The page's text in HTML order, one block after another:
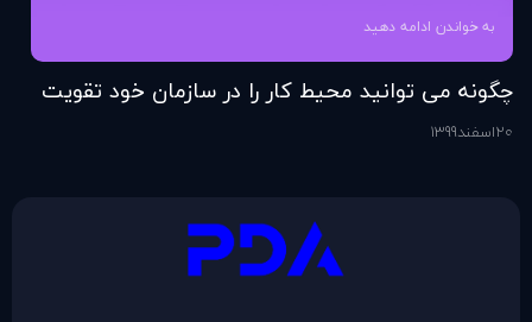
به خواندن ادامه دهید
چگونه می توانید محیط کار را در سازمان خود تقویت
کنید؟
20اسفند1399